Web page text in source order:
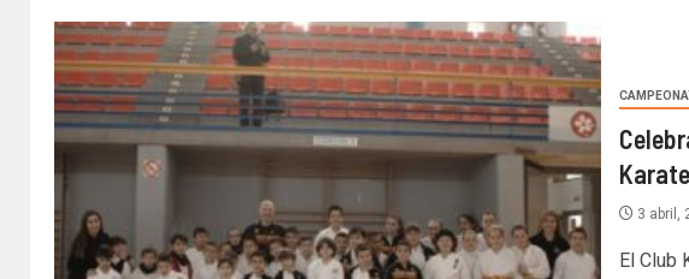
Karate
3 abril,
El Club